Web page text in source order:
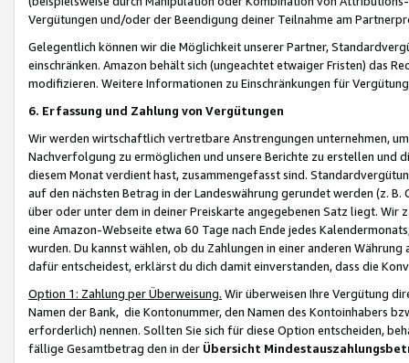
Vergütungen und/oder der Beendigung deiner Teilnahme am
Gelegentlich können wir die Möglichkeit unserer Partner,
einschränken. Amazon behält sich (ungeachtet etwaiger Fristen) das
modifizieren. Weitere Informationen zu Einschränkungen für
6. Erfassung und Zahlung von Vergütungen
Wir werden wirtschaftlich vertretbare Anstrengungen unternehmen,
Nachverfolgung zu ermöglichen und unsere Berichte zu erstellen und
diesem Monat verdient hast, zusammengefasst sind.
auf den nächsten Betrag in der Landeswährung gerundet werden (z.
über oder unter dem in deiner Preiskarte angegebenen Satz liegt.
eine Amazon-Webseite etwa 60 Tage nach Ende jedes
wurden. Du kannst wählen, ob du Zahlungen in einer anderen
dafür entscheidest, erklärst du dich damit einverstanden, dass die
Option 1: Zahlung per Überweisung. Wir überweisen Ihre Vergütung
Namen der Bank, die Kontonummer, den Namen des Kontoinhabers
erforderlich) nennen. Sollten Sie sich für diese Option entscheiden,
fällige Gesamtbetrag den in der Übersicht